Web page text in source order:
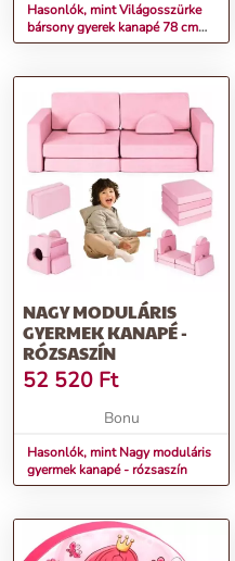
Hasonlók, mint Világosszürke
bársony gyerek kanapé 78 cm
Lil Sofa – Roba
NAGY MODULÁRIS
GYERMEK KANAPÉ -
RÓZSASZÍN
52 520 Ft
Bonu
Hasonlók, mint Nagy moduláris
gyermek kanapé - rózsaszín